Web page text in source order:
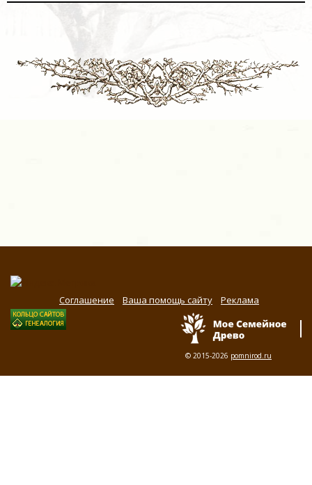
Соглашение Ваша помощь сайту Реклама
© 2015-2026 pomnirod.ru